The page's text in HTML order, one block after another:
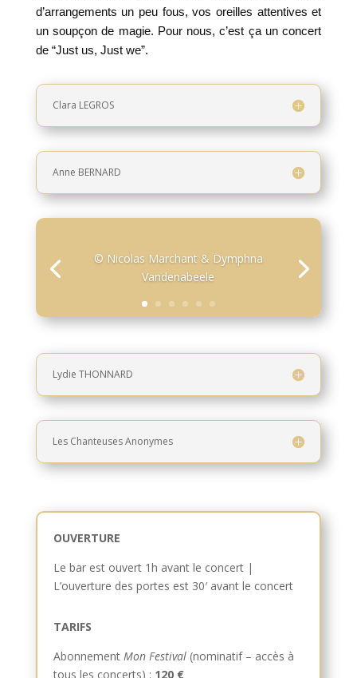
d’arrangements un peu fous, vos oreilles attentives et
un soupçon de magie. Pour nous, c’est ça un concert
de “Just us, Just we”.
Clara LEGROS
Anne BERNARD
© Nicolas Marchant & Dymphna
Vandenabeele
Lydie THONNARD
Les Chanteuses Anonymes
OUVERTURE
Le bar est ouvert 1h avant le concert |
L’ouverture des portes est 30′ avant le concert
TARIFS
Abonnement Mon Festival(nominatif – accès à
tous les concerts) : 120 €